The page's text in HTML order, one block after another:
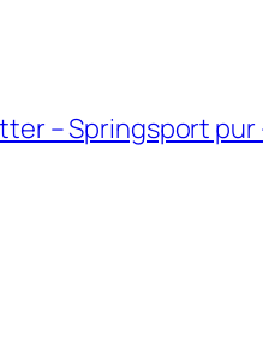
– Springsport